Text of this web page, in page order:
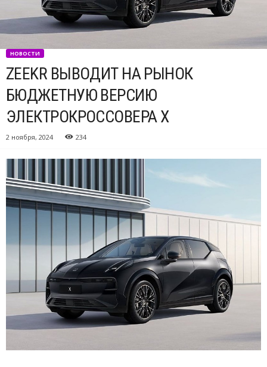
НОВОСТИ
ZEEKR ВЫВОДИТ НА РЫНОК
БЮДЖЕТНУЮ ВЕРСИЮ
ЭЛЕКТРОКРОССОВЕРА X
2 ноября, 2024 234